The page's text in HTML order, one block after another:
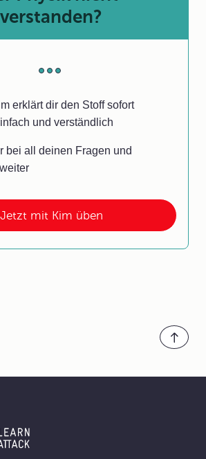
Jetzt mit Kim üben
verstanden?
erklärt dir den Stoff sofort
und verständlich
bei all deinen Fragen und